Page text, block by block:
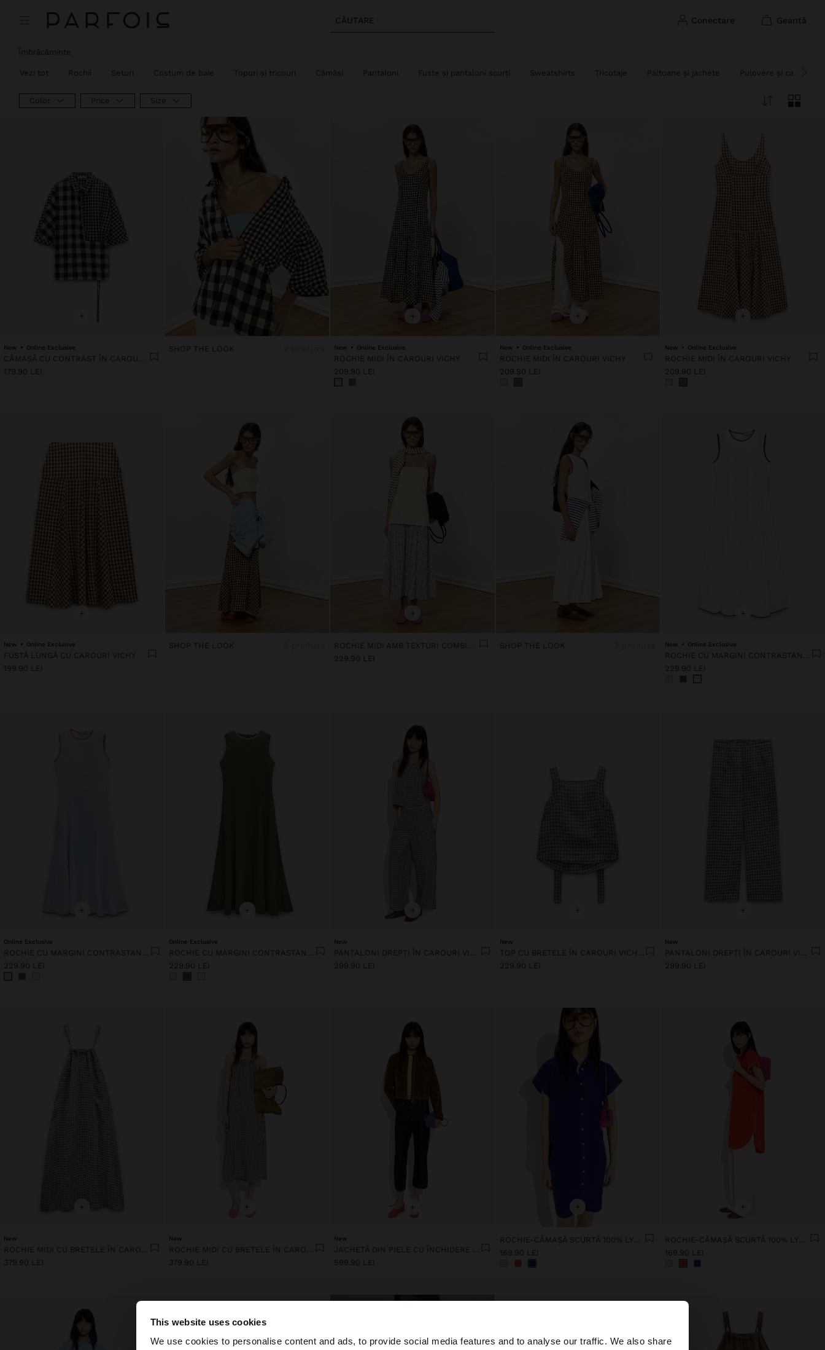
This website uses cookies
We use cookies to personalise content and ads, to provide social media features and to analyse our traffic. We also share
CĂUTARE conectare geantă
×
Îmbrăcăminte
Vezi tot Rochii Seturi Costum de baie Topuri și tricouri Cămăși Pantaloni Fuste și pantaloni scurți Sweatshirts Tricotaje Paltoane și jachete Pulovere și cardigane
Color Price Size
+
New Online Exclusive
CĂMAȘĂ CU CONTRAST ÎN CAROURI VICHY
179.90 LEI
SHOP THE LOOK
+
New Online Exclusive
ROCHIE MIDI ÎN CAROURI VICHY
209.90 LEI
+
New Online Exclusive
ROCHIE MIDI ÎN CAROURI VICHY
209.90 LEI
+
New Online Exclusive
ROCHIE MIDI ÎN CAROURI VICHY
209.90 LEI
+
New Online Exclusive
FUSTĂ LUNGĂ CU CAROURI VICHY
199.90 LEI
SHOP THE LOOK
+
ROCHIE MIDI AMB TEXTURI COMBINATE
229.90 LEI
SHOP THE LOOK
+
New Online Exclusive
ROCHIE CU MARGINI CONTRASTANTE 100% LIOCEL
229.90 LEI
+
Online Exclusive
229.90 LEI
+
Online Exclusive
229.90 LEI
+
New
299.90 LEI
+
New
229.90 LEI
+
New
299.90 LEI
+
New
379.90 LEI
+
New
379.90 LEI
+
New
599.90 LEI
+
169.90 LEI
+
169.90 LEI